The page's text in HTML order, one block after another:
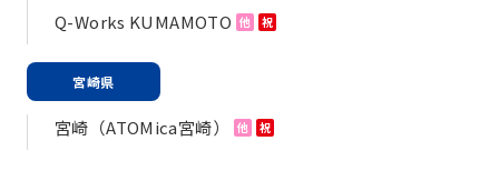
Q-Works KUMAMOTO 他 祝
宮崎県
宮崎（ATOMica宮崎） 他 祝